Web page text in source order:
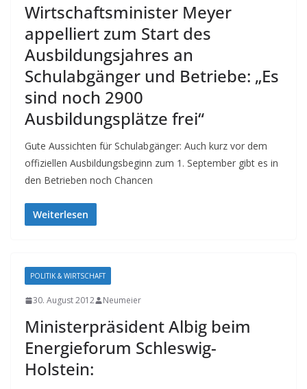
Wirtschaftsminister Meyer
appelliert zum Start des
Ausbildungsjahres an
Schulabgänger und Betriebe: „Es
sind noch 2900
Ausbildungsplätze frei“
Gute Aussichten für Schulabgänger: Auch kurz vor dem
offiziellen Ausbildungsbeginn zum 1. September gibt es in
den Betrieben noch Chancen
Weiterlesen
POLITIK & WIRTSCHAFT
30. August 2012 Neumeier
Ministerpräsident Albig beim
Energieforum Schleswig-
Holstein: